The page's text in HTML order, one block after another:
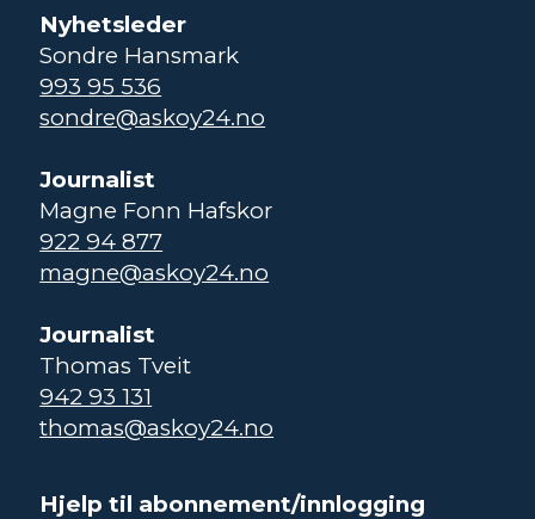
Nyhetsleder
Sondre Hansmark
993 95 536
sondre@askoy24.no
Journalist
Magne Fonn Hafskor
922 94 877
magne@askoy24.no
Journalist
Thomas Tveit
942 93 131
thomas@askoy24.no
Hjelp til abonnement/innlogging